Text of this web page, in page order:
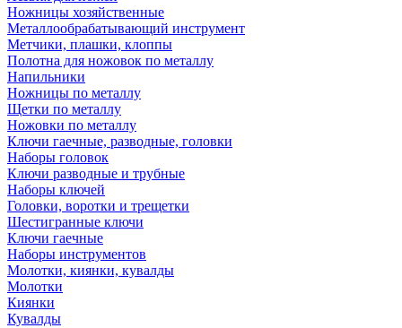
Ножницы хозяйственные
Металлообрабатывающий инструмент
Метчики, плашки, клоппы
Полотна для ножовок по металлу
Напильники
Ножницы по металлу
Щетки по металлу
Ножовки по металлу
Ключи гаечные, разводные, головки
Наборы головок
Ключи разводные и трубные
Наборы ключей
Головки, воротки и трещетки
Шестигранные ключи
Ключи гаечные
Наборы инструментов
Молотки, киянки, кувалды
Молотки
Киянки
Кувалды